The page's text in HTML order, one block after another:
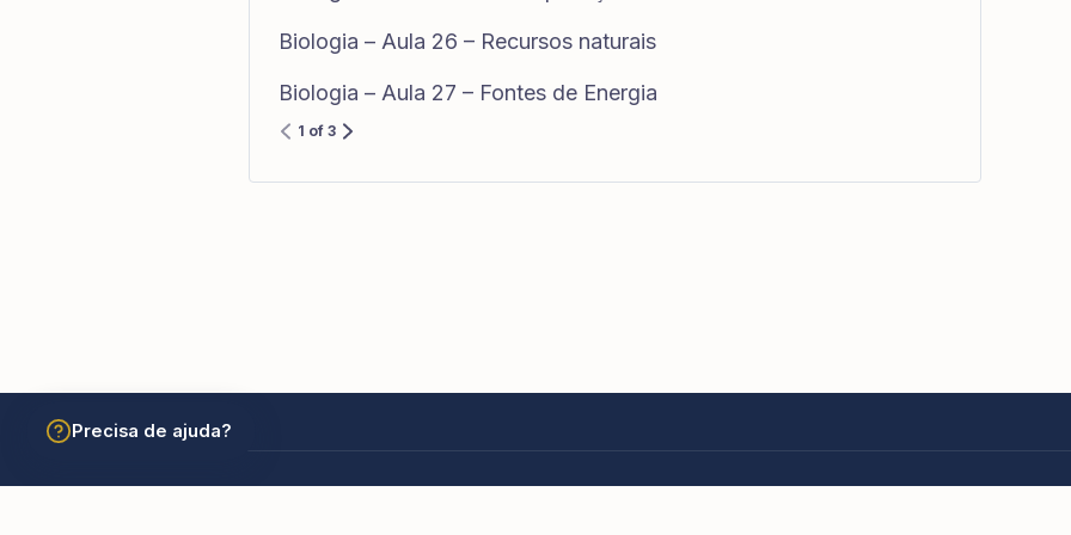
Biologia – Aula 26 – Recursos naturais
Biologia – Aula 27 – Fontes de Energia
1 of 3
Precisa de ajuda?